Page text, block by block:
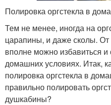
Полировка оргстекла в
Тем не менее, иногда на
царапины, и даже сколы. От
вполне можно избавиться
домашних условиях. Итак,
полировка оргстекла в
правильно полировать
душкабины?